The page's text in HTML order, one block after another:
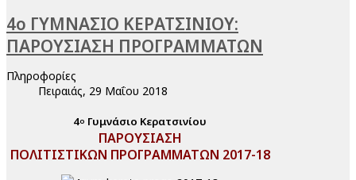
4ο ΓΥΜΝΑΣΙΟ ΚΕΡΑΤΣΙΝΙΟΥ:
ΠΑΡΟΥΣΙΑΣΗ ΠΡΟΓΡΑΜΜΑΤΩΝ
Πληροφορίες
Πειραιάς, 29 Μαΐου 2018
4ο Γυμνάσιο Κερατσινίου
ΠΑΡΟΥΣΙΑΣΗ
ΠΟΛΙΤΙΣΤΙΚΩΝ ΠΡΟΓΡΑΜΜΑΤΩΝ 2017-18